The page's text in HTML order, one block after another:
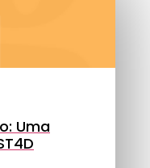
Uma